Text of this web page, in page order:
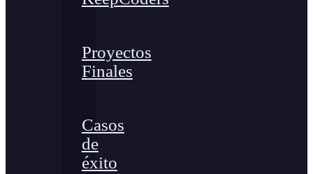
Proyectos
Finales
Casos
de
éxito